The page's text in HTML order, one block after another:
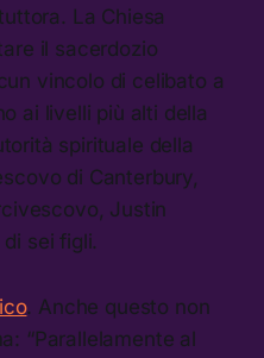
La Chiesa
il sacerdozio
vincolo di celibato a
ai livelli più alti della
spirituale della
di Canterbury,
Justin
sei figli.
. Anche questo non
“Parallelamente al